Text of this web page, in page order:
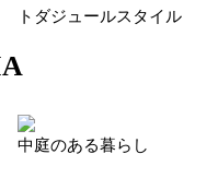
トダジュールスタイル
中庭のある暮らし